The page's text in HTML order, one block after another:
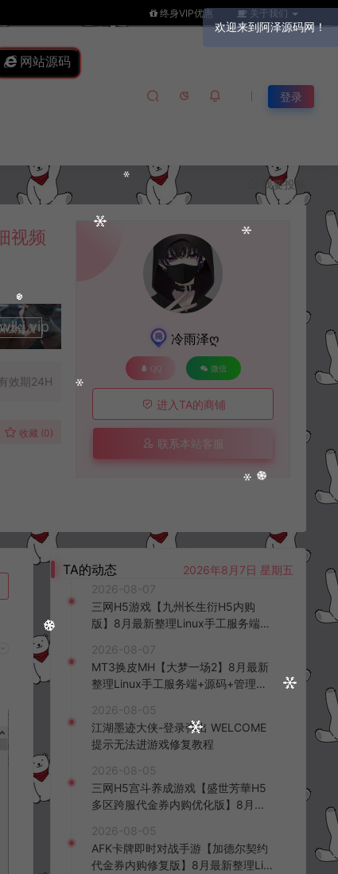
终身VIP优惠 关于我们
网站源码
登录
我要投稿
视频
级会员
效期24H
收藏 (0)
冷雨泽ღ
QQ 微信
进入TA的商铺
联系本站客服
TA的动态
2026年8月7日 星期五
2026-08-07
三网H5游戏【九州长生衍H5内购
版】8月最新整理Linux手工服务端
客户端+详细搭建教程+视频教程
2026-08-07
MT3换皮MH【大梦一场2】8月最新
整理Linux手工服务端+源码+管理后
频教程
2026-08-05
江湖墨迹大侠-登录弹出 WELCOME
提示无法进游戏修复教程
2026-08-05
三网H5宫斗养成游戏【盛世芳華H5
多区跨服代金券内购优化版】8月最
台+全资源安卓+详细搭建教程+视频
教程
2026-08-05
AFK卡牌即时对战手游【加德尔契约
代金券内购修复版】8月最新整理Lin